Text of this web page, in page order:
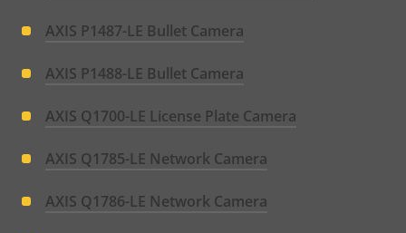
AXIS P1487-LE Bullet Camera
AXIS P1488-LE Bullet Camera
AXIS Q1700-LE License Plate Camera
AXIS Q1785-LE Network Camera
AXIS Q1786-LE Network Camera